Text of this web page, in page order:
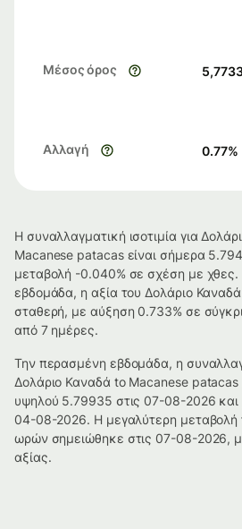
Μέσος όρος
Αλλαγή 0.77%
Η συναλλαγματική ισοτιμία για
Macanese patacas είναι σήμερα
μεταβολή -0.040% σε σχέση με χθες.
εβδομάδα, η αξία του Δολάριο
σταθερή, με αύξηση 0.733% σε
από 7 ημέρες.
Την περασμένη εβδομάδα, η
Δολάριο Καναδά to Macanese
υψηλού 5.79935 στις 07-08-2026 και
04-08-2026. Η μεγαλύτερη μεταβολή
ωρών σημειώθηκε στις 07-08-2026,
αξίας.